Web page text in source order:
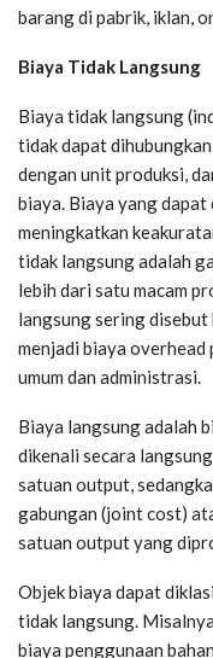
barang di pabrik, iklan,
Biaya Tidak Langsung
Biaya tidak langsung
tidak dapat
dengan unit produksi,
biaya. Biaya yang
meningkatkan
tidak langsung adalah
lebih dari satu macam
langsung sering
menjadi biaya overhead
umum dan administrasi.
Biaya langsung adalah
dikenali secara
satuan output,
gabungan (joint cost)
satuan output yang
Objek biaya dapat
tidak langsung.
biaya penggunaan